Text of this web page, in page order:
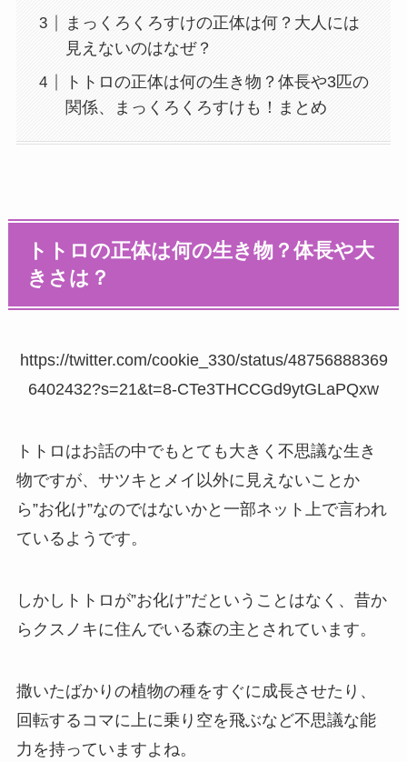
まっくろくろすけの正体は何？大人には
見えないのはなぜ？
トトロの正体は何の生き物？体長や3匹の
関係、まっくろくろすけも！まとめ
トトロの正体は何の生き物？体長や大
きさは？
https://twitter.com/cookie_330/status/48756888369
6402432?s=21&t=8-CTe3THCCGd9ytGLaPQxw
トトロはお話の中でもとても大きく不思議な生き
物ですが、サツキとメイ以外に見えないことか
ら”お化け”なのではないかと一部ネット上で言われ
ているようです。
しかしトトロが”お化け”だということはなく、昔か
らクスノキに住んでいる森の主とされています。
撒いたばかりの植物の種をすぐに成長させたり、
回転するコマに上に乗り空を飛ぶなど不思議な能
力を持っていますよね。